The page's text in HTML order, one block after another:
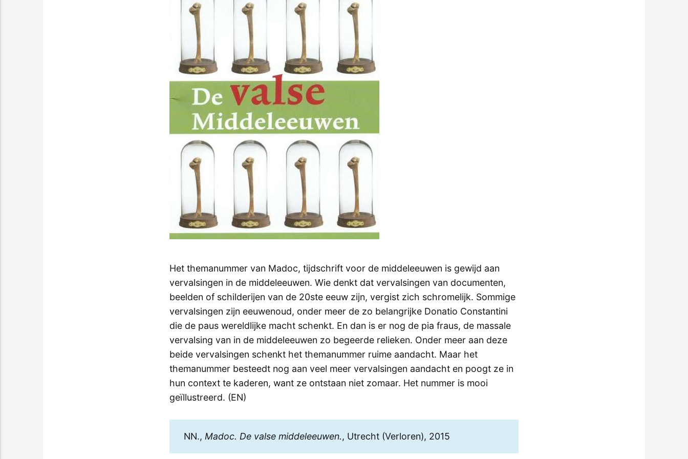
Het themanummer van Madoc, tijdschrift voor de middeleeuwen is gewijd aan
vervalsingen in de middeleeuwen. Wie denkt dat vervalsingen van documenten,
beelden of schilderijen van de 20ste eeuw zijn, vergist zich schromelijk. Sommige
vervalsingen zijn eeuwenoud, onder meer de zo belangrijke Donatio Constantini
die de paus wereldlijke macht schenkt. En dan is er nog de pia fraus, de massale
vervalsing van in de middeleeuwen zo begeerde relieken. Onder meer aan deze
beide vervalsingen schenkt het themanummer ruime aandacht. Maar het
themanummer besteedt nog aan veel meer vervalsingen aandacht en poogt ze in
hun context te kaderen, want ze ontstaan niet zomaar. Het nummer is mooi
geïllustreerd. (EN)
NN., Madoc. De valse middeleeuwen., Utrecht (Verloren), 2015